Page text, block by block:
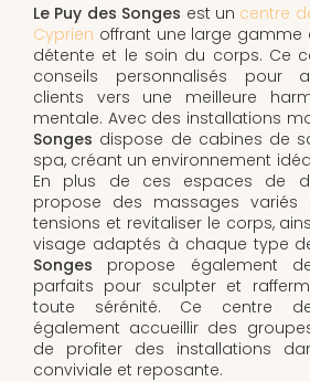
Le Puy des Songes est un centre
Cyprien offrant une large gamme
détente et le soin du corps. Ce
conseils personnalisés pour
clients vers une meilleure
mentale. Avec des installations
Songes dispose de cabines de
spa, créant un environnement
En plus de ces espaces de
propose des massages variés
tensions et revitaliser le corps,
visage adaptés à chaque type
Songes propose également
parfaits pour sculpter et
toute sérénité. Ce centre
également accueillir des
de profiter des installations
conviviale et reposante.